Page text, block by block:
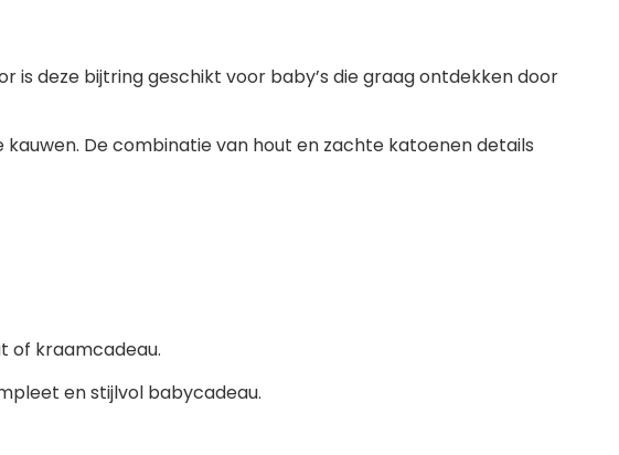
deze bijtring geschikt voor baby’s die graag ontdekken door
De combinatie van hout en zachte katoenen details
of kraamcadeau.
en stijlvol babycadeau.